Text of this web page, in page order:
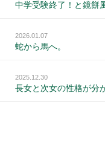
中学受験終了！と鏡餅
2026.01.07
蛇から馬へ。
2025.12.30
長女と次女の性格が分